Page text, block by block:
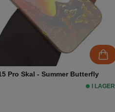
Pro Skal - Summer Butterfly
I LAGER